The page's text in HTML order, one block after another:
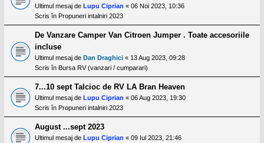
Ultimul mesaj de Lupu Ciprian « 06 Noi 2023, 10:36
Scris în Propuneri intalniri 2023
De Vanzare Camper Van Citroen Jumper . Toate accesoriile
incluse
Ultimul mesaj de Dan Draghici « 13 Aug 2023, 09:28
Scris în Bursa RV (vanzari / cumparari)
7...10 sept Talcioc de RV LA Bran Heaven
Ultimul mesaj de Lupu Ciprian « 06 Aug 2023, 19:30
Scris în Propuneri intalniri 2023
August ...sept 2023
Ultimul mesaj de Lupu Ciprian « 09 Iul 2023, 21:46